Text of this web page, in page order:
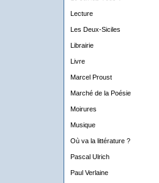
Lecture
Les Deux-Siciles
Librairie
Livre
Marcel Proust
Marché de la Poésie
Moirures
Musique
Où va la littérature ?
Pascal Ulrich
Paul Verlaine